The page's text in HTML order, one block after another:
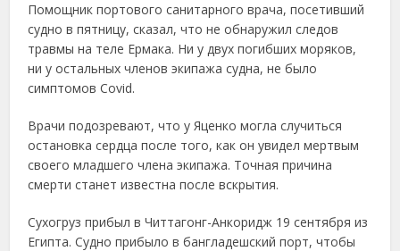
Помощник портового санитарного врача, посетивший
судно в пятницу, сказал, что не обнаружил следов
травмы на теле Ермака. Ни у двух погибших моряков,
ни у остальных членов экипажа судна, не было
симптомов Covid.
Врачи подозревают, что у Яценко могла случиться
остановка сердца после того, как он увидел мертвым
своего младшего члена экипажа. Точная причина
смерти станет известна после вскрытия.
Сухогруз прибыл в Читтагонг-Анкоридж 19 сентября из
Египта. Судно прибыло в бангладешский порт, чтобы